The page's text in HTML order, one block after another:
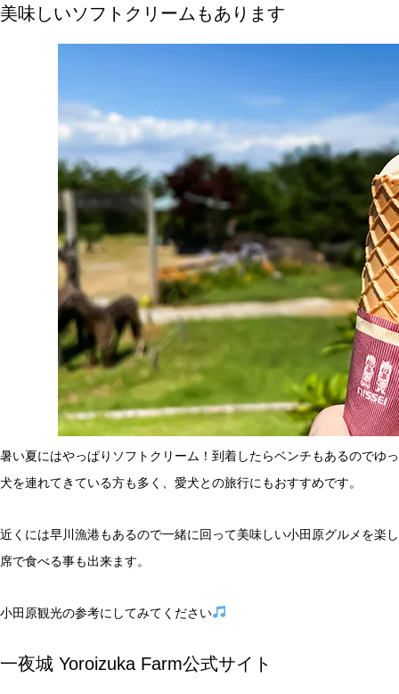
美味しいソフトクリームもあります
暑い夏にはやっぱりソフトクリーム！到着したらベンチもあるのでゆ
犬を連れてきている方も多く、愛犬との旅行にもおすすめです。
近くには早川漁港もあるので一緒に回って美味しい小田原グルメを楽
席で食べる事も出来ます。
小田原観光の参考にしてみてください
一夜城 Yoroizuka Farm公式サイト